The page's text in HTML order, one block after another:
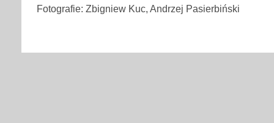
Fotografie: Zbigniew Kuc, Andrzej Pasierbiński